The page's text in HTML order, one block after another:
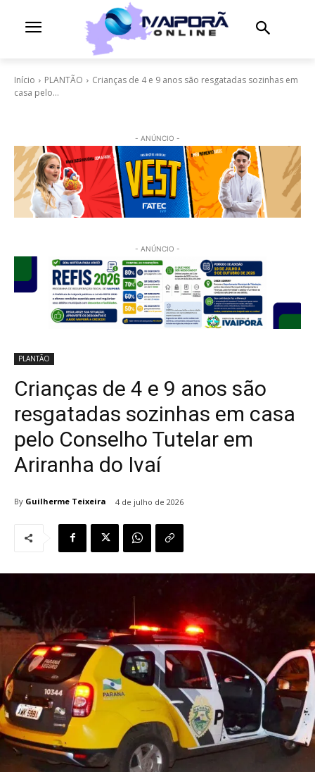
Início PLANTÃO
Crianças de 4 e 9 anos são resgatadas sozinhas em
casa pelo...
- ANÚNCIO -
- ANÚNCIO -
PLANTÃO
Crianças de 4 e 9 anos são
resgatadas sozinhas em casa
pelo Conselho Tutelar em
Ariranha do Ivaí
By Guilherme Teixeira 4 de julho de 2026